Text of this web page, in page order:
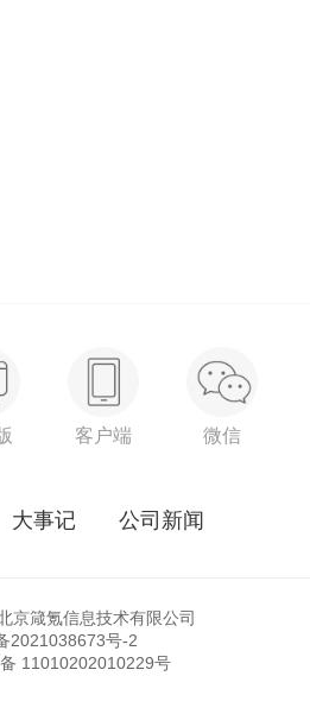
客户端 微信
大事记 公司新闻
京箴氪信息技术有限公司
2021038673号-2
11010202010229号